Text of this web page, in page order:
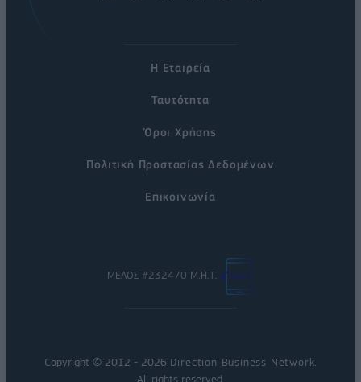
Η Εταιρεία
Ταυτότητα
Όροι Χρήσης
Πολιτική Προστασίας Δεδομένων
Επικοινωνία
ΜΕΛΟΣ #232470 Μ.Η.Τ.
Copyright © 2012 - 2026 Direction Business Network
All rights reserved.